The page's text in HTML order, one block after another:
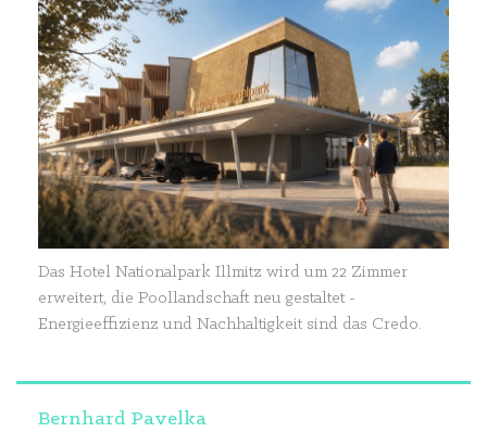
Das Hotel Nationalpark Illmitz wird um 22 Zimmer
erweitert, die Poollandschaft neu gestaltet -
Energieeffizienz und Nachhaltigkeit sind das Credo.
Bernhard Pavelka